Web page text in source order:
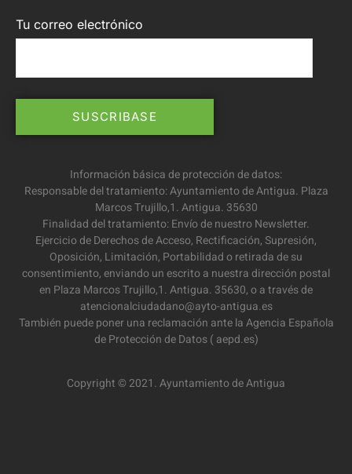
Tu correo electrónico
Información básica de protección de datos:
Responsable del tratamiento: Ayuntamiento de Antigua. Plaza
Marcos Trujillo,1. Antigua. 35630
Finalidad del tratamiento: Envío de nuestro Newsletter.
Ejercicio de Derechos de Acceso, Rectificación, Supresión,
Oposición, Limitación, Portabilidad o retirada de su
consentimiento, enviando un escrito a nuestra dirección postal
en Plaza Marcos Trujillo,1. Antigua. 35630, o a través de
atencionalciudadano@ayto-antigua.es
También puede poner una reclamación ante la Agencia Española
de Protección de Datos ( aepd.es)
Copyright © 2021. Ayuntamiento de Antigua